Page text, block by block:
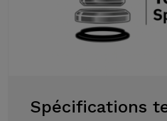
Spécifications